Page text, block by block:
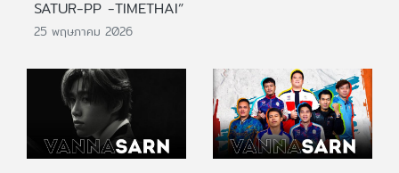
SATUR-PP -TIMETHAI”
25 พฤษภาคม 2026